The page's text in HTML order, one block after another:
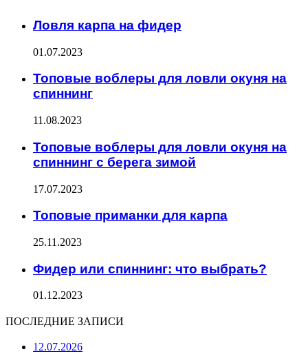
Ловля карпа на фидер
01.07.2023
Топовые воблеры для ловли окуня на
спиннинг
11.08.2023
Топовые воблеры для ловли окуня на
спиннинг с берега зимой
17.07.2023
Топовые приманки для карпа
25.11.2023
Фидер или спиннинг: что выбрать?
01.12.2023
ПОСЛЕДНИЕ ЗАПИСИ
12.07.2026